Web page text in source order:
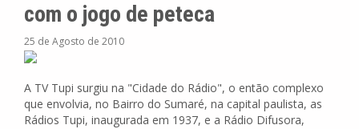
com o jogo de peteca
25 de Agosto de 2010
A TV Tupi surgiu na "Cidade do Rádio", o então complexo
que envolvia, no Bairro do Sumaré, na capital paulista, as
Rádios Tupi, inaugurada em 1937, e a Rádio Difusora,